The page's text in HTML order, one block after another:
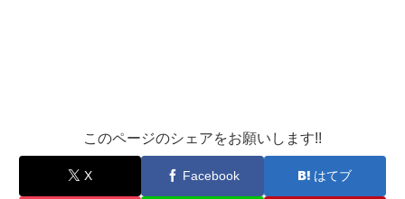
このページのシェアをお願いします!!
X Facebook はてブ